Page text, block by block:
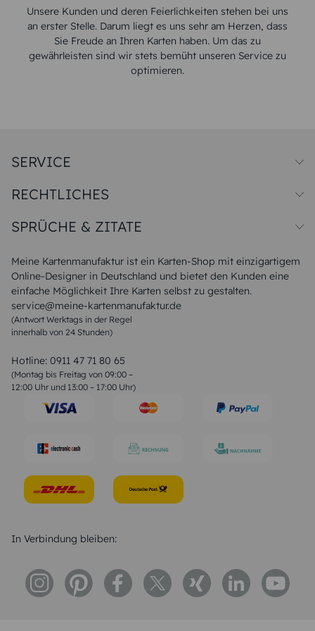
Unsere Kunden und deren Feierlichkeiten stehen bei uns
an erster Stelle. Darum liegt es uns sehr am Herzen, dass
Sie Freude an Ihren Karten haben. Um das zu
gewährleisten sind wir stets bemüht unseren Service zu
optimieren.
Meine Kartenmanufaktur ist ein Karten-Shop mit einzigartigem
Online-Designer in Deutschland und bietet den Kunden eine
einfache Möglichkeit Ihre Karten selbst zu gestalten.
service@meine-kartenmanufaktur.de
(Antwort Werktags in der Regel
innerhalb von 24 Stunden)
Hotline: 0911 47 71 80 65
(Montag bis Freitag von 09:00 –
12:00 Uhr und 13:00 – 17:00 Uhr)
SERVICE
Papiersorten
Unsere Produktion
Magazin
FAQ
RECHTLICHES
Widerrufsbelehrung
SPRÜCHE & ZITATE
Liebeskummer Sprüche
Sommer Sprüche
Muttertagssprüche
Sprüche zur Hochzeit
Sprüche zur Konfirmation & Kommunion
Weihnachtsgedichte
Liebessprüche
Geburtstagssprüche
Trauersprüche
Konfirmation Glückwünsche
In Verbindung bleiben: